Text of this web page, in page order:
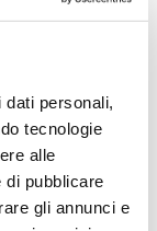
personali,
tecnologie
alle
pubblicare
gli annunci e